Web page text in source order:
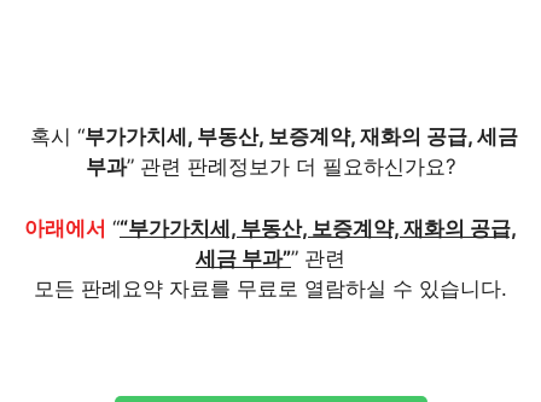
혹시 “부가가치세, 부동산, 보증계약, 재화의 공급, 세금
부과” 관련 판례정보가 더 필요하신가요?
아래에서 ““부가가치세, 부동산, 보증계약, 재화의 공급,
세금 부과”” 관련
모든 판례요약 자료를 무료로 열람하실 수 있습니다.